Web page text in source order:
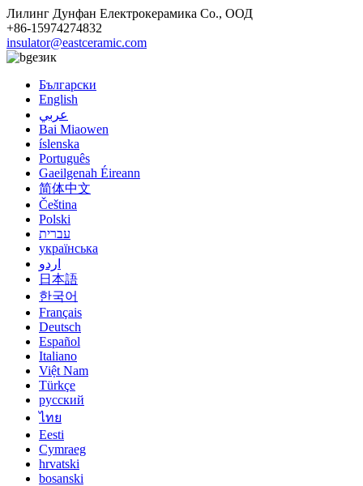
Лилинг Дунфан Електрокерамика Co., ООД
+86-15974274832
insulator@eastceramic.com
език
Български
English
عربي
Bai Miaowen
íslenska
Português
Gaeilgenah Éireann
简体中文
Čeština
Polski
עברית
українська
اردو
日本語
한국어
Français
Deutsch
Español
Italiano
Việt Nam
Türkçe
русский
ไทย
Eesti
Cymraeg
hrvatski
bosanski